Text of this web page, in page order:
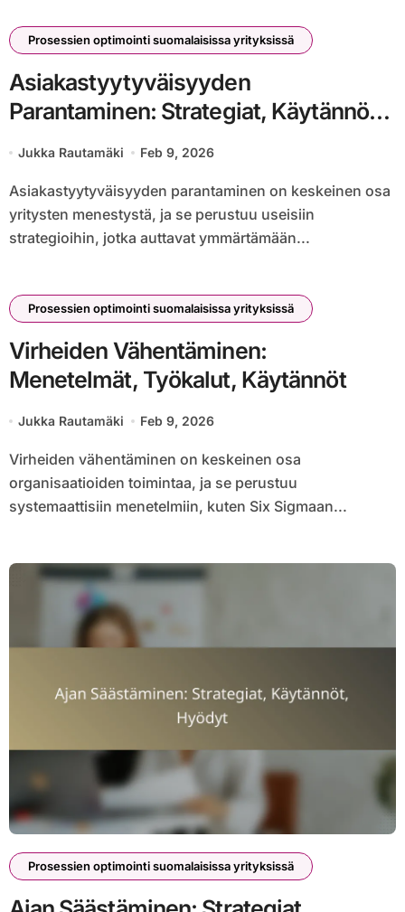
Prosessien optimointi suomalaisissa yrityksissä
Asiakastyytyväisyyden
Parantaminen: Strategiat, Käytännöt,
Hyödyt
Jukka Rautamäki Feb 9, 2026
Asiakastyytyväisyyden parantaminen on keskeinen osa
yritysten menestystä, ja se perustuu useisiin
strategioihin, jotka auttavat ymmärtämään...
Prosessien optimointi suomalaisissa yrityksissä
Virheiden Vähentäminen:
Menetelmät, Työkalut, Käytännöt
Jukka Rautamäki Feb 9, 2026
Virheiden vähentäminen on keskeinen osa
organisaatioiden toimintaa, ja se perustuu
systemaattisiin menetelmiin, kuten Six Sigmaan...
Prosessien optimointi suomalaisissa yrityksissä